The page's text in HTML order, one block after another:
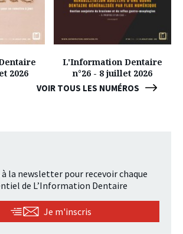
VOIR TOUS LES NUMÉROS
2026
L'Information Dentaire
n°26 - 8 juillet 2026
la newsletter pour recevoir chaque
de L’Information Dentaire
Je m'inscris